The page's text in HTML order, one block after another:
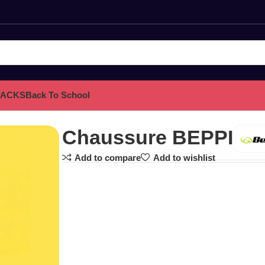
Back To School
Chaussure BEPPI
Add to compare Add to wishlist